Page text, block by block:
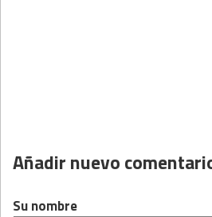
Añadir nuevo
Su nombre